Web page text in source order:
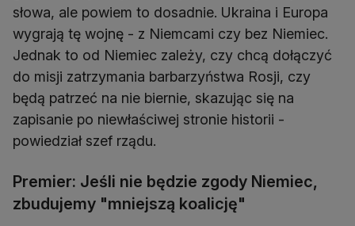
słowa, ale powiem to dosadnie. Ukraina i Europa
wygrają tę wojnę - z Niemcami czy bez Niemiec.
Jednak to od Niemiec zależy, czy chcą dołączyć
do misji zatrzymania barbarzyństwa Rosji, czy
będą patrzeć na nie biernie, skazując się na
zapisanie po niewłaściwej stronie historii -
powiedział szef rządu.
Premier: Jeśli nie będzie zgody Niemiec,
zbudujemy "mniejszą koalicję"